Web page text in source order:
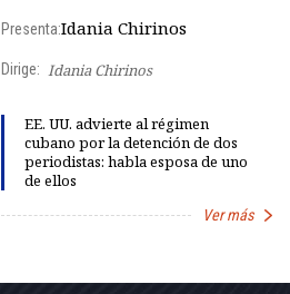
Presenta:Idania Chirinos
Dirige: Idania Chirinos
EE. UU. advierte al régimen
cubano por la detención de dos
periodistas: habla esposa de uno
de ellos
Ver más